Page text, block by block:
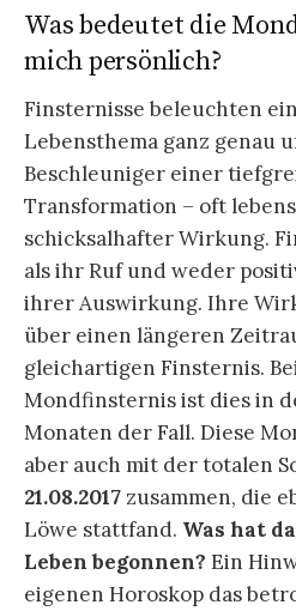
Was bedeutet die
mich persönlich?
Finsternisse beleuchten
Lebensthema ganz genau
Beschleuniger einer
Transformation – oft
schicksalhafter Wirkung.
als ihr Ruf und weder
ihrer Auswirkung. Ihre
über einen längeren
gleichartigen Finsternis.
Mondfinsternis ist dies in
Monaten der Fall. Diese
aber auch mit der totalen
21.08.2017 zusammen, die
Löwe stattfand. Was hat
Leben begonnen? Ein
eigenen Horoskop das